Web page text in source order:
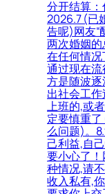
分开结算
2026.7 (已
告呢)网友“
两次婚姻的
在任何情
通过现在
方是随波
出社会工
上班的,或
定要慎重
么问题)。
己利益,自
要小心了！
种情况,请
收入私有,